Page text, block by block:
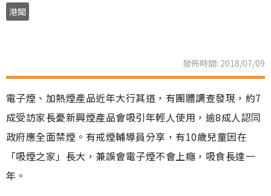
港聞
發佈時間: 2018/07/09
電子煙、加熱煙產品近年大行其道，有團體調查發現，約7
成受訪家長憂新興煙產品會吸引年輕人使用，逾8成人認同
政府應全面禁煙。有戒煙輔導員分享，有10歲兒童因在
「吸煙之家」長大，兼誤會電子煙不會上癮，吸食長達一
年。